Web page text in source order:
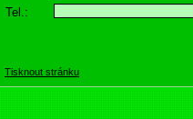
Tel.:
Tisknout stránku